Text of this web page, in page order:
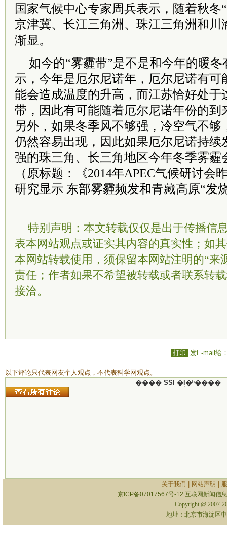
国家气候中心专家周兵表示，随着秋冬
京津冀、长江三角洲、珠江三角洲和川
渐显。
如今的“雾霾带”是不是和今年的暖
示，今年是厄尔尼诺年，厄尔尼诺有可
能会造成温度的升高，而江苏恰好处于
带，因此有可能随着厄尔尼诺年份的到
另外，如果冬季风不够强，冷空气不够
仍然容易出现，因此如果厄尔尼诺持续
强的珠三角、长三角地区今年冬季雾霾
（原标题：《2014年APEC气候研讨会
研究显示 东部雾霾频发和青藏高原“发
特别声明：本文转载仅仅是出于传播信
表本网站观点或证实其内容的真实性；如
本网站转载使用，须保留本网站注明的“来
责任；作者如果不希望被转载或者联系转
接洽。
打印 发E-mail给
以下评论只代表网友个人观点，不代表科学网观点。
���� SSI �ļ�ʱ����
关于我们 网站声明
京ICP备07017567号-12 互联网新闻信
Copyright @ 2007-
地址：北京市海淀区